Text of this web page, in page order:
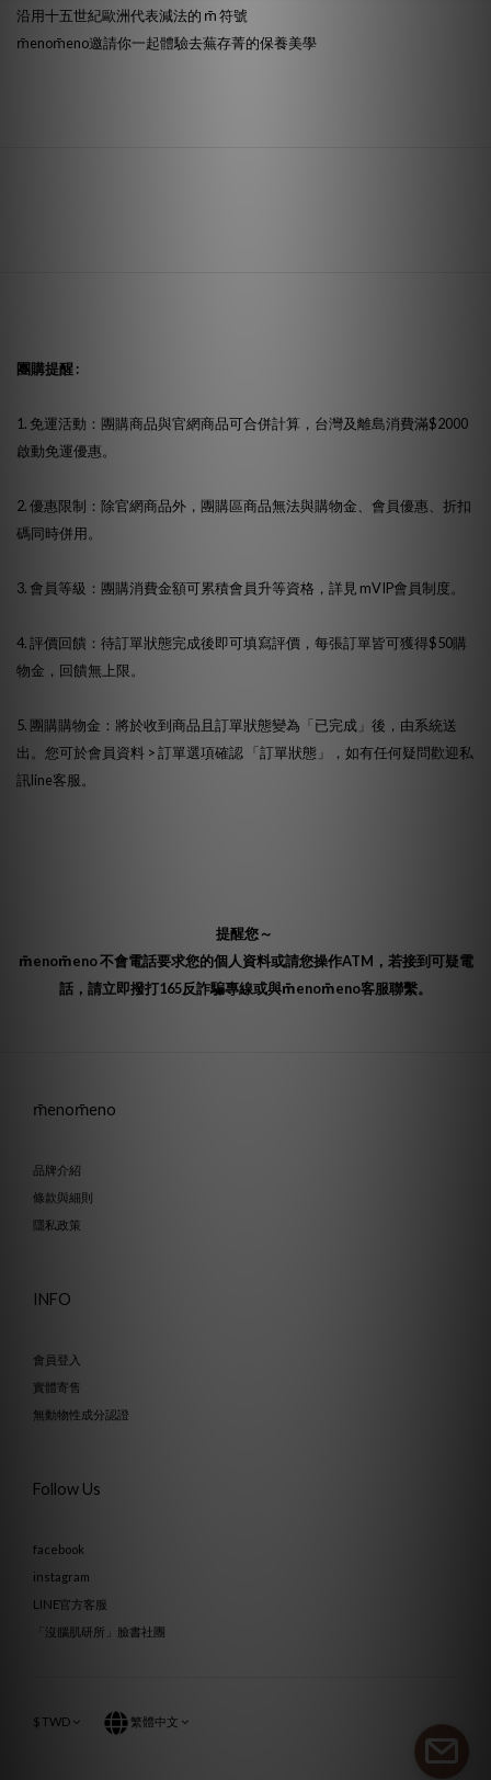
沿用十五世紀歐洲代表減法的 m̄ 符號
m̄enom̄eno邀請你一起體驗去蕪存菁的保養美學
團購提醒 :
1. 免運活動：團購商品與官網商品可合併計算，台灣及離島消費滿$2000
啟動免運優惠。
2. 優惠限制：除官網商品外，團購區商品無法與購物金、會員優惠、折扣
碼同時併用。
3. 會員等級：團購消費金額可累積會員升等資格，詳見 mVIP會員制度。
4. 評價回饋：待訂單狀態完成後即可填寫評價，每張訂單皆可獲得$50購
物金，回饋無上限。
5. 團購購物金：將於收到商品且訂單狀態變為「已完成」後，由系統送
出。您可於會員資料 > 訂單選項確認 「訂單狀態」，如有任何疑問歡迎私
訊line客服。
提醒您～
m̄enom̄eno 不會電話要求您的個人資料或請您操作ATM，若接到可疑電
話，請立即撥打165反詐騙專線或與m̄enom̄eno客服聯繫。
m̄enom̄eno
品牌介紹
條款與細則
隱私政策
INFO
會員登入
實體寄售
無動物性成分認證
Follow Us
facebook
instagram
LINE官方客服
「沒腦肌研所」臉書社團
$ TWD 繁體中文